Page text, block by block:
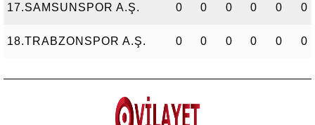
17.SAMSUNSPOR A.Ş. 0 0 0 0 0 0
18.TRABZONSPOR A.Ş. 0 0 0 0 0 0